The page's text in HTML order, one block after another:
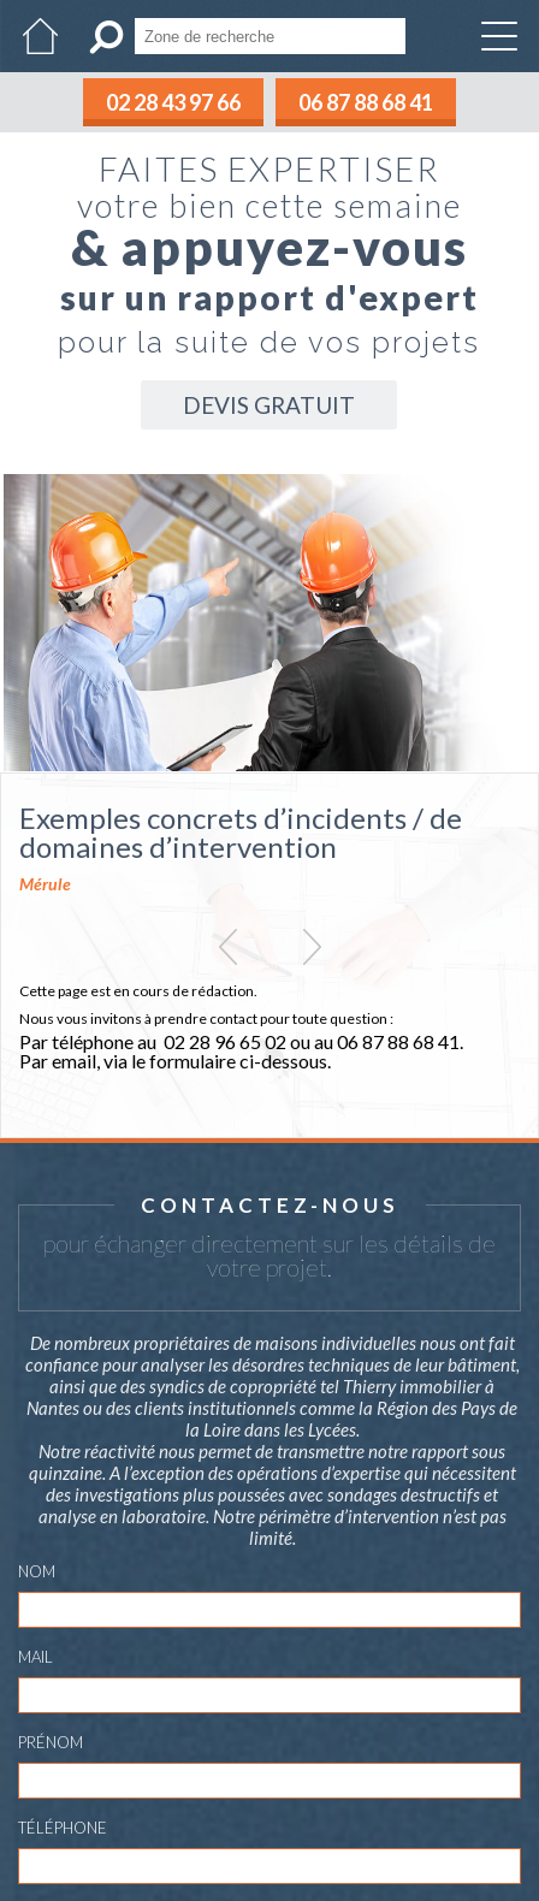
02 28 43 97 66 06 87 88 68 41
FAITES EXPERTISER
votre bien cette semaine
& appuyez-vous
sur un rapport d'expert
pour la suite de vos projets
DEVIS GRATUIT
Exemples concrets d’incidents / de
domaines d’intervention
Mérule
Cette page est en cours de rédaction.
Nous vous invitons à prendre contact pour toute question :
Par téléphone au 02 28 96 65 02 ou au 06 87 88 68 41.
Par email, via le formulaire ci-dessous.
CONTACTEZ-NOUS
pour échanger directement sur les détails de
votre projet.
De nombreux propriétaires de maisons individuelles nous ont fait
confiance pour analyser les désordres techniques de leur bâtiment,
ainsi que des syndics de copropriété tel Thierry immobilier à
Nantes ou des clients institutionnels comme la Région des Pays de
la Loire dans les Lycées.
Notre réactivité nous permet de transmettre notre rapport sous
quinzaine. A l’exception des opérations d’expertise qui nécessitent
des investigations plus poussées avec sondages destructifs et
analyse en laboratoire. Notre périmètre d’intervention n’est pas
limité.
NOM
MAIL
PRÉNOM
TÉLÉPHONE